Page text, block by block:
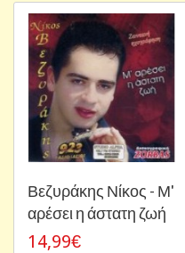
Βεζυράκης Νίκος - Μ'
αρέσει η άστατη ζωή
14,99€